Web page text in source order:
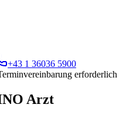
+43 1 36036 5900
erforderlich
Arzt